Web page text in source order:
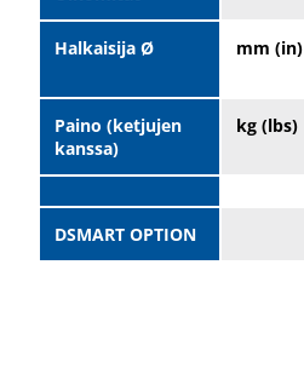
Halkaisija Ø mm (in)
Paino (ketjujen
kanssa)
kg (lbs)
DSMART OPTION